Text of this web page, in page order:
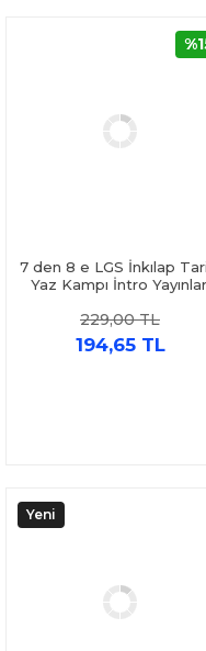
7 den 8 e LGS İnkılap
Yaz Kampı İntro
229,00 TL
194,65 TL
Yeni